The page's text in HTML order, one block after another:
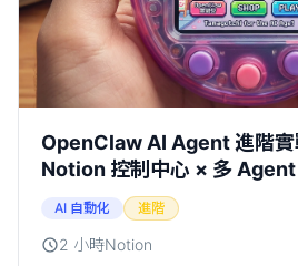
OpenClaw AI Agent 進階實
Notion 控制中心 × 多
AI 自動化 進階
2 小時Notion